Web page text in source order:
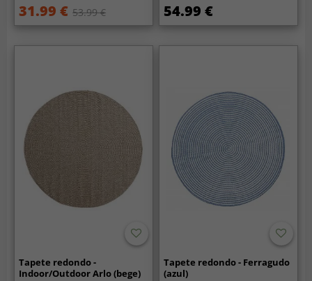
31.99 € 53.99 € 54.99 €
Tapete redondo -
Indoor/Outdoor Arlo (bege)
Tapete redondo - Ferragudo
(azul)